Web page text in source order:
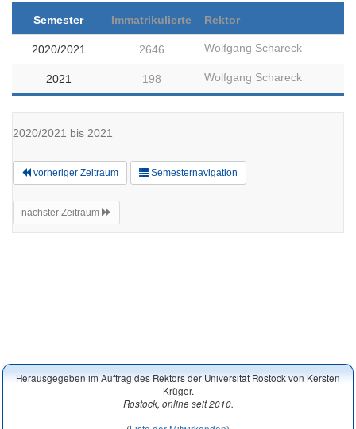
Semester Immatrikulierte Rektor
2020/2021 2646 Wolfgang Schareck
2021 198 Wolfgang Schareck
2020/2021 bis 2021
vorheriger Zeitraum Semesternavigation
nächster Zeitraum
Herausgegeben im Auftrag des Rektors der Universität Rostock von Kersten
Krüger.
Rostock, online seit 2010.